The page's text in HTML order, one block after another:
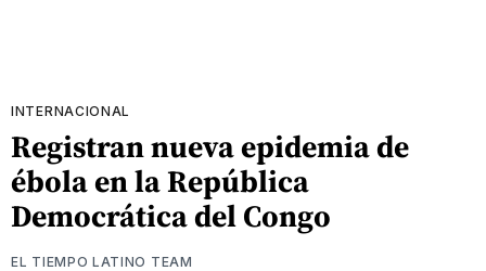
INTERNACIONAL
Registran nueva epidemia de
ébola en la República
Democrática del Congo
EL TIEMPO LATINO TEAM